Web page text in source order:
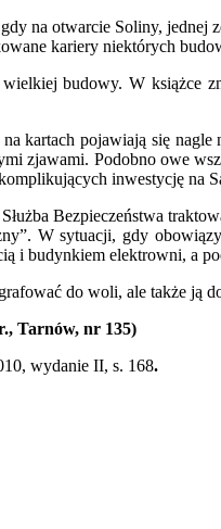
na otwarcie Soliny, jednej
kariery niektórych
budowy. W książce
kartach pojawiają się
zjawami. Podobno owe
inwestycję na
Bezpieczeństwa
W sytuacji, gdy
i budynkiem elektrowni, a
do woli, ale także ją
Tarnów, nr 135)
wydanie II, s. 168.